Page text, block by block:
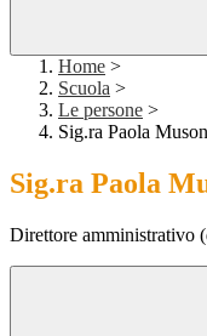
Home >
Scuola >
Le persone >
Sig.ra Paola
Sig.ra Paola
Direttore amministrativo